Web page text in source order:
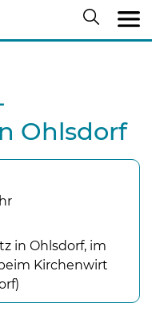
Ohlsdorf
in Ohlsdorf, im
Kirchenwirt